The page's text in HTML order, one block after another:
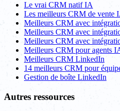
Le vrai CRM natif IA
Les meilleurs CRM de vente
Meilleurs CRM avec
Meilleurs CRM avec
Meilleurs CRM avec
Meilleurs CRM pour agents
Meilleurs CRM LinkedIn
14 meilleurs CRM pour
Gestion de boîte LinkedIn
Autres ressources